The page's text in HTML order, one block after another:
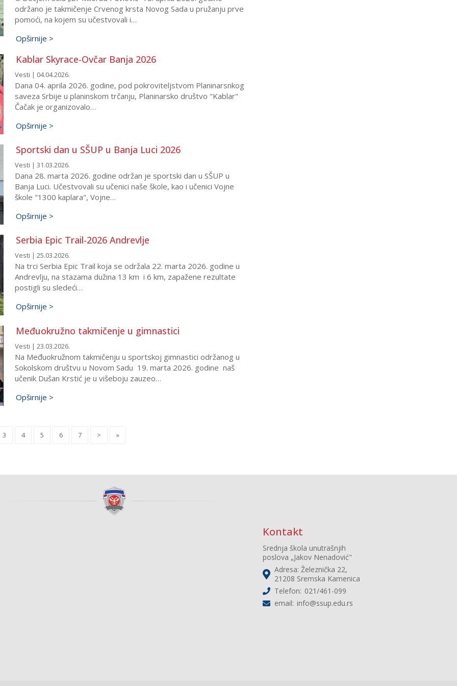
održano je takmičenje Crvenog krsta Novog Sada u pružanju prve
pomoći, na kojem su učestvovali i…
Opširnije >
Kablar Skyrace-Ovčar Banja 2026
Vesti | 04.04.2026.
Dana 04. aprila 2026. godine, pod pokroviteljstvom Planinarsnkog
saveza Srbije u planinskom trčanju, Planinarsko društvo "Kablar"
Čačak je organizovalo…
Opširnije >
Sportski dan u SŠUP u Banja Luci 2026
Vesti | 31.03.2026.
Dana 28. marta 2026. godine održan je sportski dan u SŠUP u
Banja Luci. Učestvovali su učenici naše škole, kao i učenici Vojne
škole "1300 kaplara", Vojne…
Opširnije >
Serbia Epic Trail-2026 Andrevlje
Vesti | 25.03.2026.
Na trci Serbia Epic Trail koja se održala 22. marta 2026. godine u
Andrevlju, na stazama dužina 13 km i 6 km, zapažene rezultate
postigli su sledeći…
Opširnije >
Međuokružno takmičenje u gimnastici
Vesti | 23.03.2026.
Na Međuokružnom takmičenju u sportskoj gimnastici održanog u
Sokolskom društvu u Novom Sadu 19. marta 2026. godine naš
učenik Dušan Krstić je u višeboju zauzeo…
Opširnije >
3 4 5 6 7 > »
Kontakt
Srednja škola unutrašnjih
poslova „Jakov Nenadović"
Adresa: Železnička 22,
21208 Sremska Kamenica
Telefon: 021/461-099
email: info@ssup.edu.rs